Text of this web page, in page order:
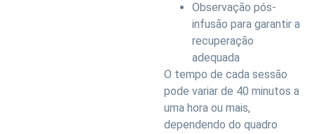
Observação pós-
infusão para garantir a
recuperação
adequada
O tempo de cada sessão
pode variar de 40 minutos a
uma hora ou mais,
dependendo do quadro